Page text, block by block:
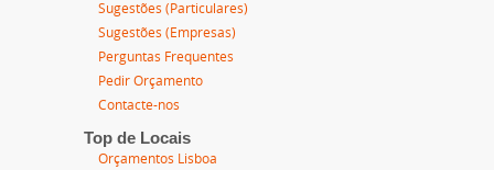
Sugestões (Particulares)
Sugestões (Empresas)
Perguntas Frequentes
Pedir Orçamento
Contacte-nos
Top de Locais
Orçamentos Lisboa